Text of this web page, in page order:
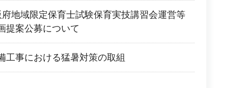
府地域限定保育士試験保育実技講習会運営等
提案公募について
工事における猛暑対策の取組